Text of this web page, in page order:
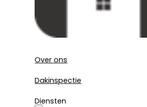
Over ons
Dakinspectie
Diensten